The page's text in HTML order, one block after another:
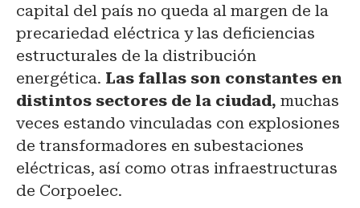
capital del país no queda al margen de la
precariedad eléctrica y las deficiencias
estructurales de la distribución
energética. Las fallas son constantes en
distintos sectores de la ciudad, muchas
veces estando vinculadas con explosiones
de transformadores en subestaciones
eléctricas, así como otras infraestructuras
de Corpoelec.